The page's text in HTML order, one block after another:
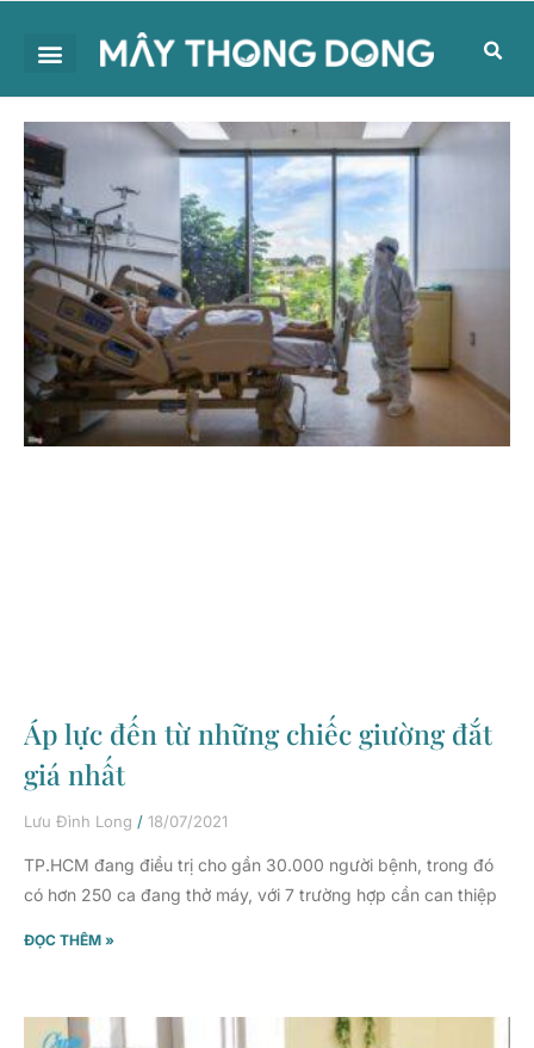
Áp lực đến từ những chiếc giường đắt
giá nhất
Lưu Đình Long 18/07/2021
TP.HCM đang điều trị cho gần 30.000 người bệnh, trong đó
có hơn 250 ca đang thở máy, với 7 trường hợp cần can thiệp
ĐỌC THÊM »